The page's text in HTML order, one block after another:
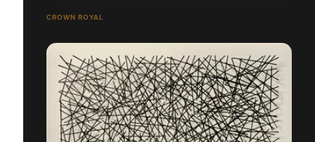
CROWN ROYAL